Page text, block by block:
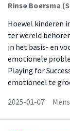
Rinse Boersma
Hoewel kinderen
ter wereld
in het basis- en
emotionele
Playing for
emotioneel te
2025-01-07